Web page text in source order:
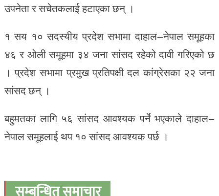
उपनेता र सचेतकलाई हटाएका छन् ।
१ सय १० सदस्यीय प्रदेश सभामा दाहाल–नेपाल समूहका
४६ र ओली समूहमा ३४ जना सांसद रहेको दावी गरिएको छ
। प्रदेश सभामा प्रमुख प्रतिपक्षी दल कांग्रेसका २२ जना
सांसद छन् ।
बहुमतका लागि ५६ सांसद आवश्यक पर्ने भएकाले दाहाल–
नेपाल समूहलाई थप १० सांसद आवश्यक पर्छ ।